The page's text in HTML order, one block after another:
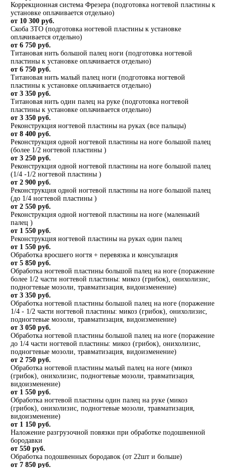
Коррекционная система Фрезера (подготовка ногтевой пластины к
установке оплачивается отдельно)
от 10 300 руб.
Скоба 3ТО (подготовка ногтевой пластины к установке
оплачивается отдельно)
от 6 750 руб.
Титановая нить большой палец ноги (подготовка ногтевой
пластины к установке оплачивается отдельно)
от 6 750 руб.
Титановая нить малый палец ноги (подготовка ногтевой
пластины к установке оплачивается отдельно)
от 3 350 руб.
Титановая нить один палец на руке (подготовка ногтевой
пластины к установке оплачивается отдельно)
от 3 350 руб.
Реконструкция ногтевой пластины на руках (все пальцы)
от 8 400 руб.
Реконструкция одной ногтевой пластины на ноге большой палец
(более 1/2 ногтевой пластины )
от 3 250 руб.
Реконструкция одной ногтевой пластины на ноге большой палец
(1/4 -1/2 ногтевой пластины )
от 2 900 руб.
Реконструкция одной ногтевой пластины на ноге большой палец
(до 1/4 ногтевой пластины )
от 2 550 руб.
Реконструкция одной ногтевой пластины на ноге (маленький
палец )
от 1 550 руб.
Реконструкция ногтевой пластины на руках один палец
от 1 550 руб.
Обработка вросшего ногтя + перевязка и консультация
от 5 850 руб.
Обработка ногтевой пластины большой палец на ноге (поражение
более 1/2 части ногтевой пластины: микоз (грибок), онихолизис,
подногтевые мозоли, травматизация, видоизменение)
от 3 350 руб.
Обработка ногтевой пластины большой палец на ноге (поражение
1/4 - 1/2 части ногтевой пластины: микоз (грибок), онихолизис,
подногтевые мозоли, травматизация, видоизменение)
от 3 050 руб.
Обработка ногтевой пластины большой палец на ноге (поражение
до 1/4 части ногтевой пластины: микоз (грибок), онихолизис,
подногтевые мозоли, травматизация, видоизменение)
от 2 750 руб.
Обработка ногтевой пластины малый палец на ноге (микоз
(грибок), онихолизис, подногтевые мозоли, травматизация,
видоизменение)
от 1 550 руб.
Обработка ногтевой пластины один палец на руке (микоз
(грибок), онихолизис, подногтевые мозоли, травматизация,
видоизменение)
от 1 150 руб.
Наложение разгрузочной повязки при обработке подошвенной
бородавки
от 550 руб.
Обработка подошвенных бородавок (от 22шт и больше)
от 7 850 руб.